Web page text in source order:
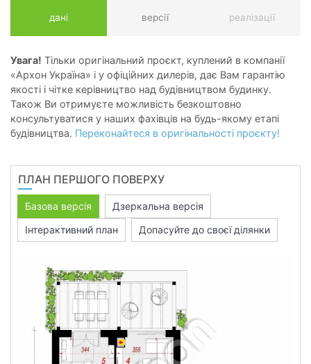
дані версії реалізації
Увага! Тільки оригінальний проєкт, куплений в компанії
«Архон Україна» і у офіційних дилерів, дає Вам гарантію
якості і чітке керівництво над будівництвом будинку.
Також Ви отримуєте можливість безкоштовно
консультуватися у наших фахівців на будь-якому етапі
будівництва. Переконайтеся в оригінальності проєкту!
ПЛАН ПЕРШОГО ПОВЕРХУ
Базова версія
Дзеркальна версія
Інтерактивний план
Допасуйте до своєї ділянки